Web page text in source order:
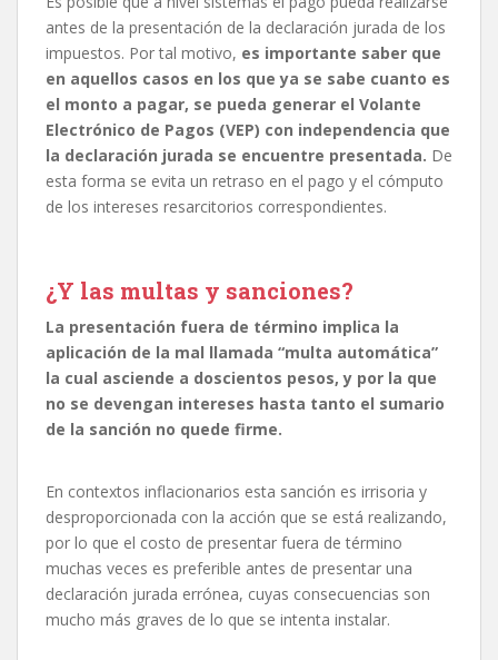
antes de la presentación de la declaración jurada de los
impuestos. Por tal motivo, es importante saber que
en aquellos casos en los que ya se sabe cuanto es
el monto a pagar, se pueda generar el Volante
Electrónico de Pagos (VEP) con independencia que
la declaración jurada se encuentre presentada. De
esta forma se evita un retraso en el pago y el cómputo
de los intereses resarcitorios correspondientes.
¿Y las multas y sanciones?
La presentación fuera de término implica la
aplicación de la mal llamada “multa automática”
la cual asciende a doscientos pesos, y por la que
no se devengan intereses hasta tanto el sumario
de la sanción no quede firme.
En contextos inflacionarios esta sanción es irrisoria y
desproporcionada con la acción que se está realizando,
por lo que el costo de presentar fuera de término
muchas veces es preferible antes de presentar una
declaración jurada errónea, cuyas consecuencias son
mucho más graves de lo que se intenta instalar.